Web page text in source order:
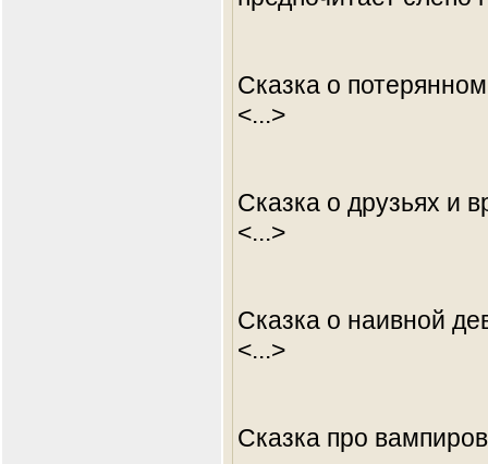
Сказка о
<...>
Сказка о друзьях и
<...>
Сказка о наивной
<...>
Сказка про